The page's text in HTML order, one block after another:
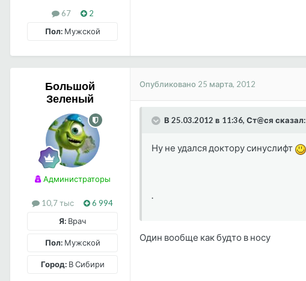
67
2
Пол:Мужской
Большой
Зеленый
Администраторы
10,7 тыс
6 994
Я: Врач
Пол:Мужской
Город:В Сибири
Опубликовано 25 марта, 2012
В 25.03.2012 в 11:36, Ст@ся сказал:
Ну не удался доктору синуслифт
.
Один вообще как будто в носу